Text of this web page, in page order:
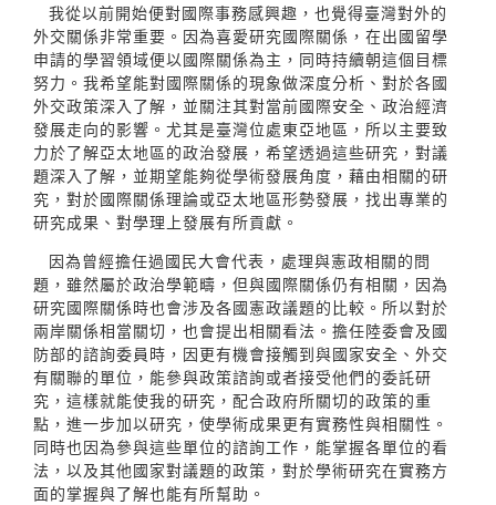
我從以前開始便對國際事務感興趣，也覺得臺灣對外的
外交關係非常重要。因為喜愛研究國際關係，在出國留學
申請的學習領域便以國際關係為主，同時持續朝這個目標
努力。我希望能對國際關係的現象做深度分析、對於各國
外交政策深入了解，並關注其對當前國際安全、政治經濟
發展走向的影響。尤其是臺灣位處東亞地區，所以主要致
力於了解亞太地區的政治發展，希望透過這些研究，對議
題深入了解，並期望能夠從學術發展角度，藉由相關的研
究，對於國際關係理論或亞太地區形勢發展，找出專業的
研究成果、對學理上發展有所貢獻。
因為曾經擔任過國民大會代表，處理與憲政相關的問
題，雖然屬於政治學範疇，但與國際關係仍有相關，因為
研究國際關係時也會涉及各國憲政議題的比較。所以對於
兩岸關係相當關切，也會提出相關看法。擔任陸委會及國
防部的諮詢委員時，因更有機會接觸到與國家安全、外交
有關聯的單位，能參與政策諮詢或者接受他們的委託研
究，這樣就能使我的研究，配合政府所關切的政策的重
點，進一步加以研究，使學術成果更有實務性與相關性。
同時也因為參與這些單位的諮詢工作，能掌握各單位的看
法，以及其他國家對議題的政策，對於學術研究在實務方
面的掌握與了解也能有所幫助。